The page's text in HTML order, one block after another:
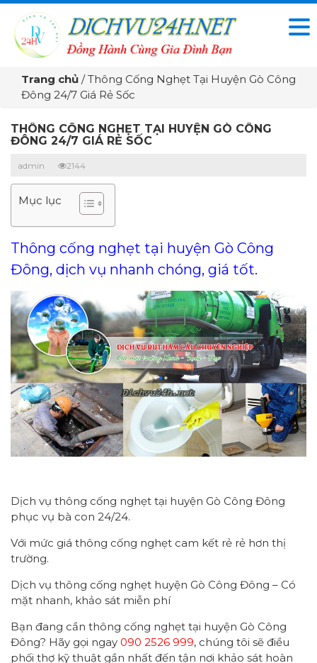
Trang chủ /Thông Cống Nghẹt Tại Huyện Gò Công
Đông 24/7 Giá Rẻ Sốc
THÔNG CỐNG NGHẸT TẠI HUYỆN GÒ CÔNG
ĐÔNG 24/7 GIÁ RẺ SỐC
admin 2144
Mục lục
Thông cống nghẹt tại huyện Gò Công
Đông, dịch vụ nhanh chóng, giá tốt.
Dịch vụ thông cống nghẹt tại huyện Gò Công Đông
phục vụ bà con 24/24.
Với mức giá thông cống nghẹt cam kết rẻ rẻ hơn thị
trường.
Dịch vụ thông cống nghẹt huyện Gò Công Đông – Có
mặt nhanh, khảo sát miễn phí
Bạn đang cần thông cống nghẹt tại huyện Gò Công
Đông? Hãy gọi ngay 090 2526 999, chúng tôi sẽ điều
phối thợ kỹ thuật gần nhất đến tận nơi khảo sát hoàn